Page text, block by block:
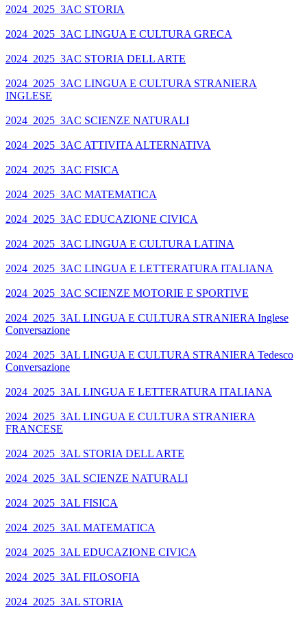
2024_2025_3AC STORIA
2024_2025_3AC LINGUA E CULTURA GRECA
2024_2025_3AC STORIA DELL ARTE
2024_2025_3AC LINGUA E CULTURA STRANIERA
INGLESE
2024_2025_3AC SCIENZE NATURALI
2024_2025_3AC ATTIVITA ALTERNATIVA
2024_2025_3AC FISICA
2024_2025_3AC MATEMATICA
2024_2025_3AC EDUCAZIONE CIVICA
2024_2025_3AC LINGUA E CULTURA LATINA
2024_2025_3AC LINGUA E LETTERATURA ITALIANA
2024_2025_3AC SCIENZE MOTORIE E SPORTIVE
2024_2025_3AL LINGUA E CULTURA STRANIERA Inglese
Conversazione
2024_2025_3AL LINGUA E CULTURA STRANIERA Tedesco
Conversazione
2024_2025_3AL LINGUA E LETTERATURA ITALIANA
2024_2025_3AL LINGUA E CULTURA STRANIERA
FRANCESE
2024_2025_3AL STORIA DELL ARTE
2024_2025_3AL SCIENZE NATURALI
2024_2025_3AL FISICA
2024_2025_3AL MATEMATICA
2024_2025_3AL EDUCAZIONE CIVICA
2024_2025_3AL FILOSOFIA
2024_2025_3AL STORIA